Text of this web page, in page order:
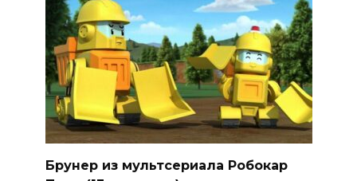
Брунер из мультсериала Робокар